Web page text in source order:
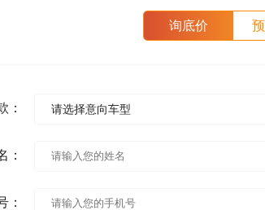
询底价
： 请选择意向车型
：
：